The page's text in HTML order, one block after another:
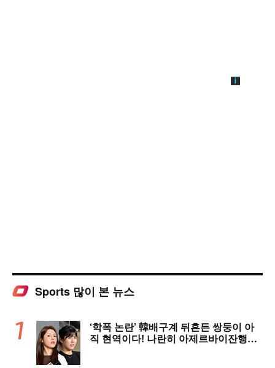
Sports 많이 본 뉴스
‘학폭 논란’ 韓배구계 뒤흔든 쌍둥이 아
직 현역이다! 나란히 아제르바이잔행→5